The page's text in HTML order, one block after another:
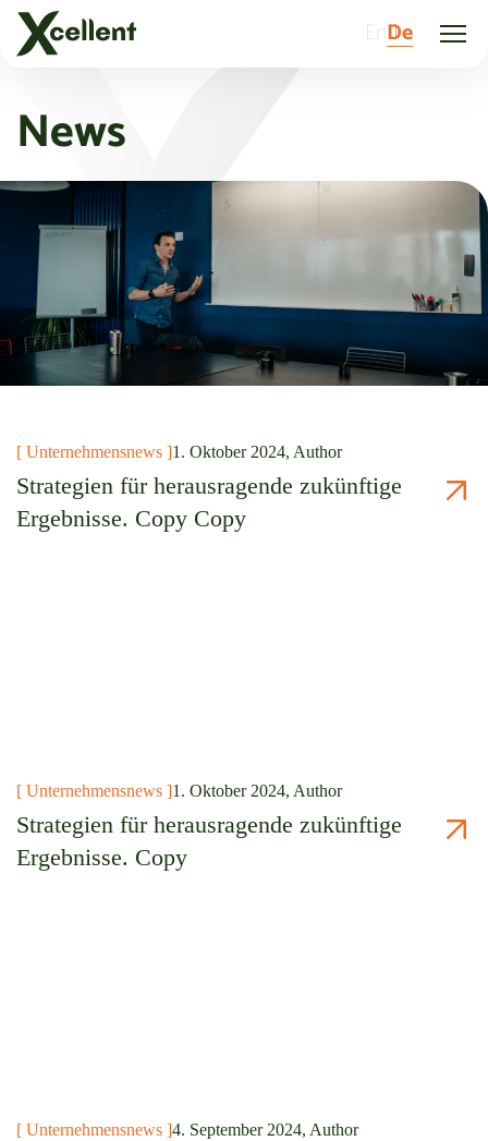
En De
News
[ Unternehmensnews ]1. Oktober 2024, Author
Strategien für herausragende zukünftige
Ergebnisse. Copy Copy
[ Unternehmensnews ]1. Oktober 2024, Author
Strategien für herausragende zukünftige
Ergebnisse. Copy
[ Unternehmensnews ]4. September 2024, Author